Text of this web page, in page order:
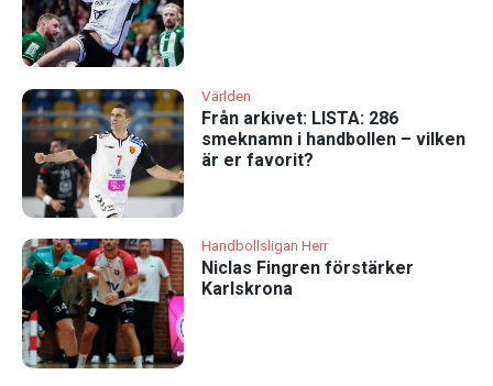
Världen
Från arkivet: LISTA: 286
smeknamn i handbollen – vilken
är er favorit?
Handbollsligan Herr
Niclas Fingren förstärker
Karlskrona